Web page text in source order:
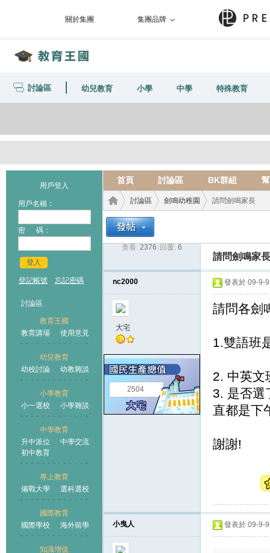
關於集團 集團品牌
討論區 幼兒教育 小學 中學 特殊教育
用戶登入
用戶名稱：
密 碼：
登入
登記帳號 忘記密碼
討論區
教育王國
教育講場
使用意見
幼兒教育
幼校討論
幼教雜談
小學教育
小一選校
小學雜談
中學教育
升中派位
中學交流
初中教育
專上教育
備戰大學
選科選校
國際教育
國際學校
海外留學
知識增值
首頁 討論區 BK群組
王國
討論區
›
劍鳴幼稚園 請問劍鳴家長
查看: 2376 回覆: 6
請問劍鳴家長
nc2000
大宅
2504
發表於 09-9-
請問各劍
1.雙語班
2. 中英文
3. 是否選
直都是下
謝謝!
小曳人 發表於 09-9-